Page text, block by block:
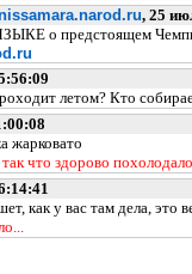
, 25
о предстоящем
летом? Кто
жарковато
что здорово
как у вас там дела, это